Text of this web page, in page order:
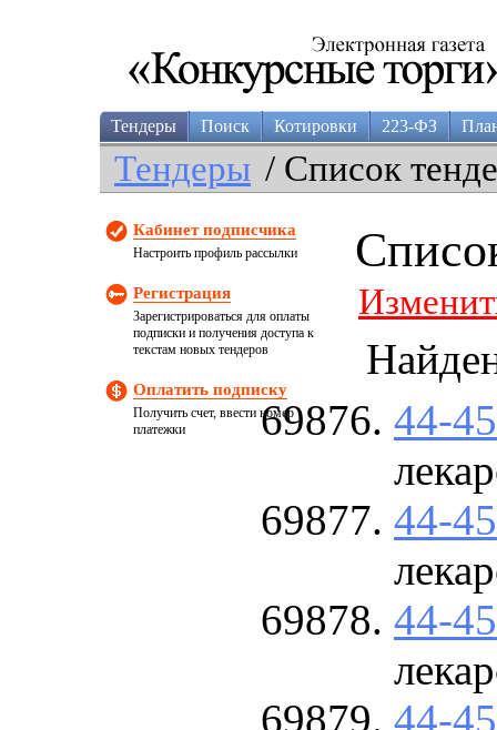
Тендеры Поиск Котировки 223-ФЗ
Тендеры / Список
Кабинет подписчика
Настроить профиль рассылки
Регистрация
Зарегистрироваться для оплаты
подписки и получения доступа к
текстам новых тендеров
Оплатить подписку
Получить счет, ввести номер
платежки
44-
44-
44-
44-